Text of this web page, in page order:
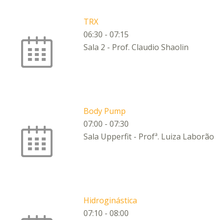
TRX
06:30 - 07:15
Sala 2 - Prof. Claudio Shaolin
Body Pump
07:00 - 07:30
Sala Upperfit - Profª. Luiza Laborão
Hidroginástica
07:10 - 08:00